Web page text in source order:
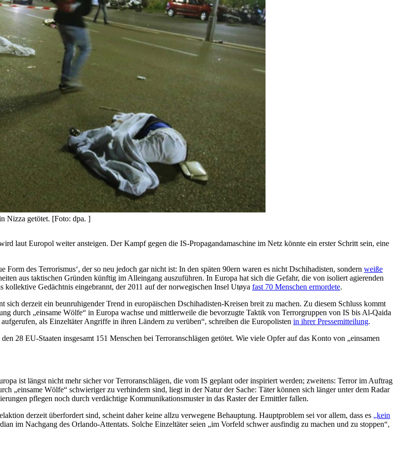
Nizza getötet. [Foto: dpa. ]
laut Europol weiter ansteigen. Der Kampf gegen die IS-Propagandamaschine im Netz könnte ein erster Schritt sein, eine
des Terrorismus‘, der so neu jedoch gar nicht ist: In den späten 90ern waren es nicht Dschihadisten, sondern weiße
aus taktischen Gründen künftig im Alleingang auszuführen. In Europa hat sich die Gefahr, die von isoliert agierenden
kollektive Gedächtnis eingebrannt, der 2011 auf der norwegischen Insel Utøya fast 70 Menschen ermordete.
derzeit ein beunruhigender Trend in europäischen Dschihadisten-Kreisen breit zu machen. Zu diesem Schluss kommt
durch „einsame Wölfe“ in Europa wachse und mittlerweile die bevorzugte Taktik von Terrorgruppen von IS bis Al-Qaida
als Einzeltäter Angriffe in ihren Ländern zu verüben“, schreiben die Europolisten in ihrer Pressemitteilung.
28 EU-Staaten insgesamt 151 Menschen bei Terroranschlägen getötet. Wie viele Opfer auf das Konto von „einsamen
ist längst nicht mehr sicher vor Terroranschlägen, die vom IS geplant oder inspiriert werden; zweitens: Terror im Auftrag
„einsame Wölfe“ schwieriger zu verhindern sind, liegt in der Natur der Sache: Täter können sich länger unter dem Radar
pflegen noch durch verdächtige Kommunikationsmuster in das Raster der Ermittler fallen.
derzeit überfordert sind, scheint daher keine allzu verwegene Behauptung. Hauptproblem sei vor allem, dass es „kein
im Nachgang des Orlando-Attentats. Solche Einzeltäter seien „im Vorfeld schwer ausfindig zu machen und zu stoppen“,